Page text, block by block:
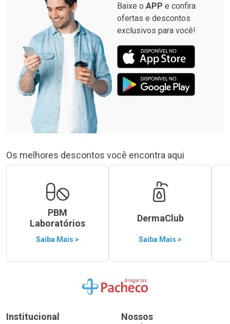
Baixe o APP e confira
ofertas e descontos
exclusivos para você!
Os melhores descontos você encontra aqui
PBM
Laboratórios
Saiba Mais >
DermaClub
Saiba Mais >
Ir para a Home
Institucional
Nossos